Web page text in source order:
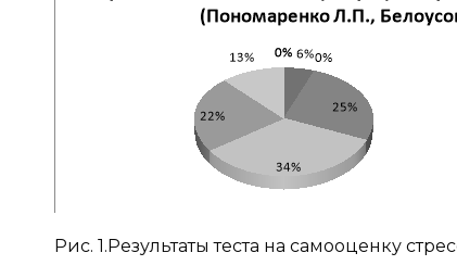
Рис. 1.Результаты теста на самооценку